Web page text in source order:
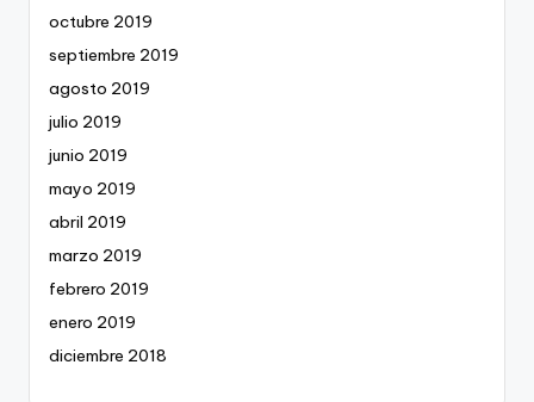
octubre 2019
septiembre 2019
agosto 2019
julio 2019
junio 2019
mayo 2019
abril 2019
marzo 2019
febrero 2019
enero 2019
diciembre 2018